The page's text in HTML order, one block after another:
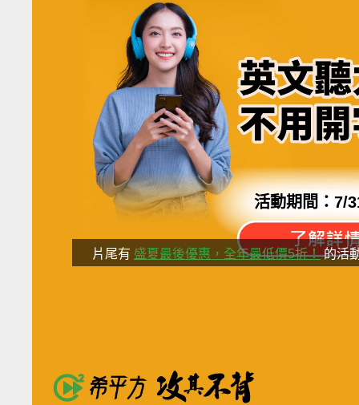
片尾有 盛夏最後優惠，全年最低價5折！的活
活動期間：7/
希平方獨家專利「記憶曲線理論」
破解了英文一定要背單字的迷思